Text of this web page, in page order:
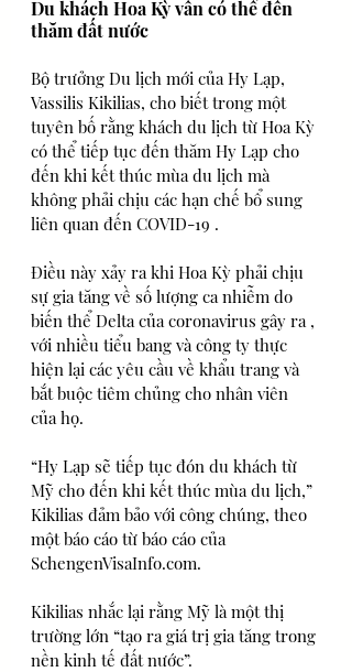
Du khách Hoa Kỳ vẫn có thể đến
thăm đất nước
Bộ trưởng Du lịch mới của Hy Lạp,
Vassilis Kikilias, cho biết trong một
tuyên bố rằng khách du lịch từ Hoa Kỳ
có thể tiếp tục đến thăm Hy Lạp cho
đến khi kết thúc mùa du lịch mà
không phải chịu các hạn chế bổ sung
liên quan đến COVID-19 .
Điều này xảy ra khi Hoa Kỳ phải chịu
sự gia tăng về số lượng ca nhiễm do
biến thể Delta của coronavirus gây ra ,
với nhiều tiểu bang và công ty thực
hiện lại các yêu cầu về khẩu trang và
bắt buộc tiêm chủng cho nhân viên
của họ.
“Hy Lạp sẽ tiếp tục đón du khách từ
Mỹ cho đến khi kết thúc mùa du lịch,”
Kikilias đảm bảo với công chúng, theo
một báo cáo từ báo cáo của
SchengenVisaInfo.com.
Kikilias nhắc lại rằng Mỹ là một thị
trường lớn “tạo ra giá trị gia tăng trong
nền kinh tế đất nước”.